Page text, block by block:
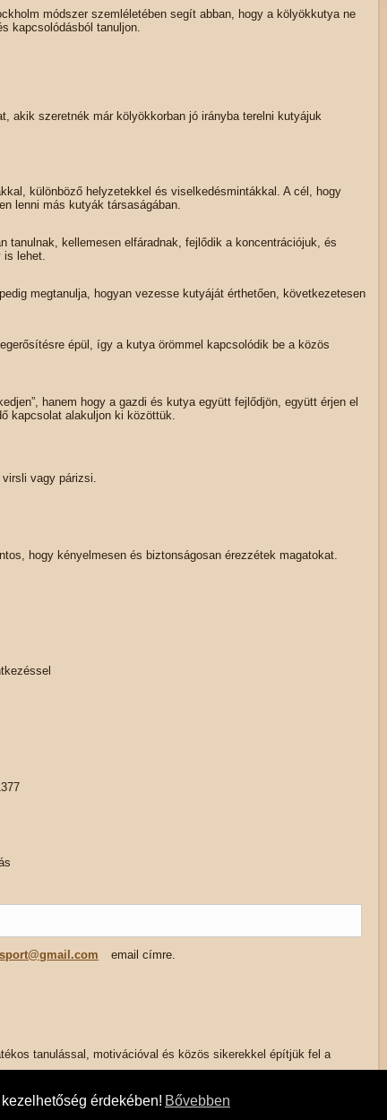
érdekében! Bővebben
módszer szemléletében segít abban, hogy a kölyökkutya ne
kapcsolódásból tanuljon.
akik szeretnék már kölyökkorban jó irányba terelni kutyájuk
különböző helyzetekkel és viselkedésmintákkal. A cél, hogy
lenni más kutyák társaságában.
tanulnak, kellemesen elfáradnak, fejlődik a koncentrációjuk, és
is lehet.
megtanulja, hogyan vezesse kutyáját érthetően, következetesen
épül, így a kutya örömmel kapcsolódik be a közös
hanem hogy a gazdi és kutya együtt fejlődjön, együtt érjen el
kapcsolat alakuljon ki közöttük.
vagy párizsi.
hogy kényelmesen és biztonságosan érezzétek magatokat.
email címre.
tanulással, motivációval és közös sikerekkel építjük fel a